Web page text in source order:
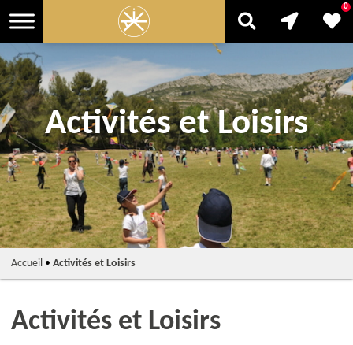
Activités et Loisirs
0
Accueil• Activités et Loisirs
Activités et Loisirs